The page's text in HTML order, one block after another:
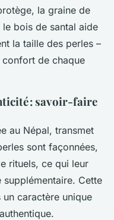
la graine de
le bois de santal aide
la taille des perles –
confort de chaque
: savoir-faire
au Népal, transmet
sont façonnées,
rituels, ce qui leur
Cette
caractère unique